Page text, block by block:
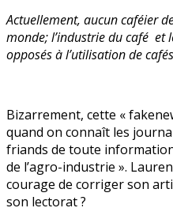
Actuellement, aucun caféier
monde;l’industrie du café et
opposés à l’utilisation de
Bizarrement, cette «
quand on connaît les
friands de toute
de l’agro-industrie ».
courage de corriger son
son lectorat ?